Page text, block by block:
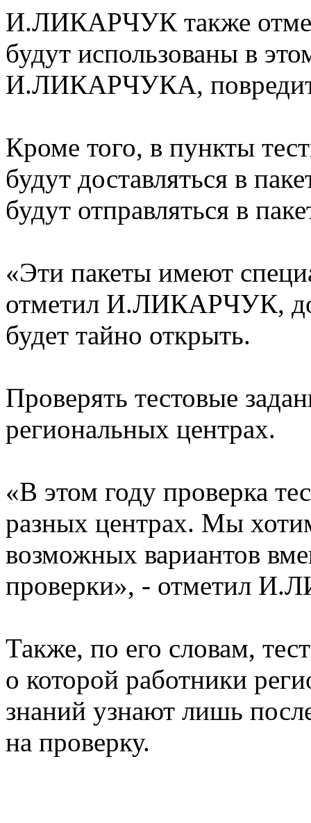
И.ЛИКАРЧУК также
будут использованы в
И.ЛИКАРЧУКА,
Кроме того, в пункты
будут доставляться в
будут отправляться в
«Эти пакеты имеют
отметил И.ЛИКАРЧУК,
будет тайно открыть.
Проверять тестовые
региональных центрах.
«В этом году проверка
разных центрах. Мы
возможных вариантов
проверки», - отметил
Также, по его словам,
о которой работники
знаний узнают лишь
на проверку.